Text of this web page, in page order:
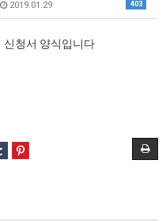
403
2019.01.29
신청서 양식입니다